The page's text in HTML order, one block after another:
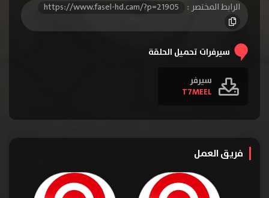
الرابط المختصر :
https://www.fasel-hd.cam/?p=21905
سيرفرات تحميل الحلقة
سيرفر
T7MEEL
فريق العمل